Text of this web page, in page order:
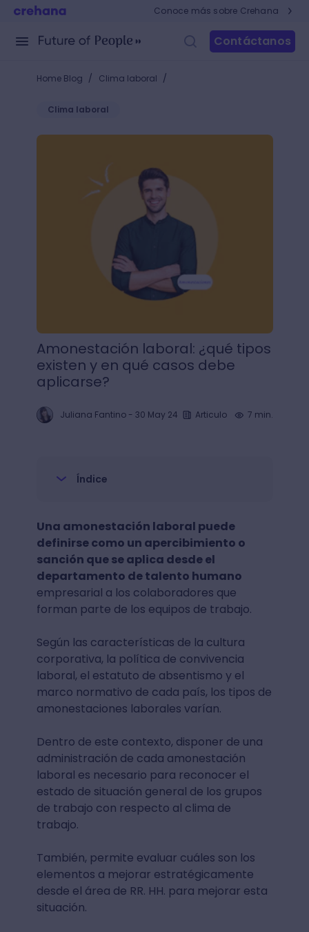
Conoce más sobre Crehana
Contáctanos
Home Blog / Clima laboral /
Clima laboral
Amonestación laboral: ¿qué tipos existen y en qué
Amonestación laboral: ¿qué tipos
existen y en qué casos debe
aplicarse?
Juliana Fantino- 30 May 24 Articulo 7 min.
Índice
Una amonestación laboral puede
definirse como un apercibimiento o
sanción que se aplica desde el
departamento de talento humano
empresarial a los colaboradores que
forman parte de los equipos de trabajo.
Según las características de la cultura
corporativa, la política de convivencia
laboral, el estatuto de absentismo y el
marco normativo de cada país, los tipos de
amonestaciones laborales varían.
Dentro de este contexto, disponer de una
administración de cada amonestación
laboral es necesario para reconocer el
estado de situación general de los grupos
de trabajo con respecto al clima de
trabajo.
También, permite evaluar cuáles son los
elementos a mejorar estratégicamente
desde el área de RR. HH. para mejorar esta
situación.